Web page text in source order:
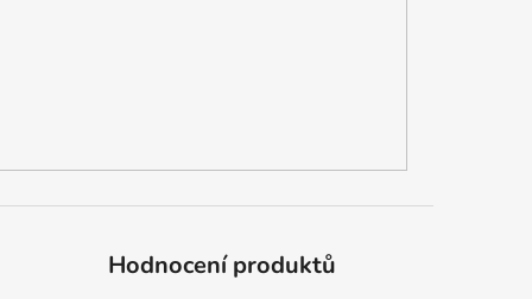
Hodnocení produktů